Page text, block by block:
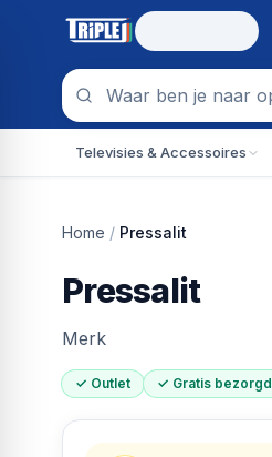
Televisies & Accessoires
Home / Pressalit
Pressalit
Merk
✓ Outlet ✓ Gratis bezorgd